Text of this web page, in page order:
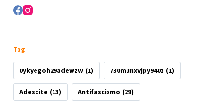
Tag
0ykyegoh29adewzw (1) 730munxvjpy940z (1)
Adescite (13) Antifascismo (29)